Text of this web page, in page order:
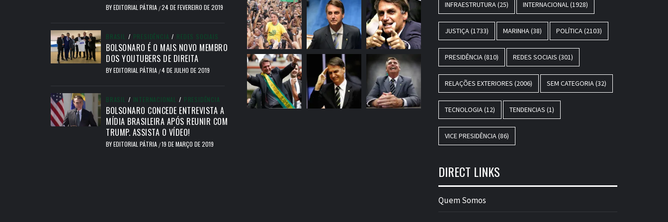
BYEDITORIAL PÁTRIA /24 DE FEVEREIRO DE 2019
BRASIL / PRESIDÊNCIA / REDES SOCIAIS
BOLSONARO É O MAIS NOVO MEMBRO
DOS YOUTUBERS DE DIREITA
BYEDITORIAL PÁTRIA /4 DE JULHO DE 2019
BRASIL / INTERNACIONAL / PRESIDÊNCIA
BOLSONARO CONCEDE ENTREVISTA A
MÍDIA BRASILEIRA APÓS REUNIR COM
TRUMP. ASSISTA O VÍDEO!
BYEDITORIAL PÁTRIA /19 DE MARÇO DE 2019
INFRAESTRUTURA(25) INTERNACIONAL(1928)
JUSTIÇA(1733) MARINHA(38) POLÍTICA(2103)
PRESIDÊNCIA(810) REDES SOCIAIS (301)
RELAÇÕES EXTERIORES (2006) SEM CATEGORIA(32)
TECNOLOGIA(12) TENDENCIAS (1)
VICE PRESIDÊNCIA(86)
DIRECT LINKS
Quem Somos